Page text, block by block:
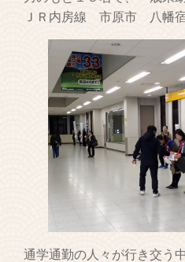
ＪＲ内房線 市原市 八幡宿
通学通勤の人々が行き交う